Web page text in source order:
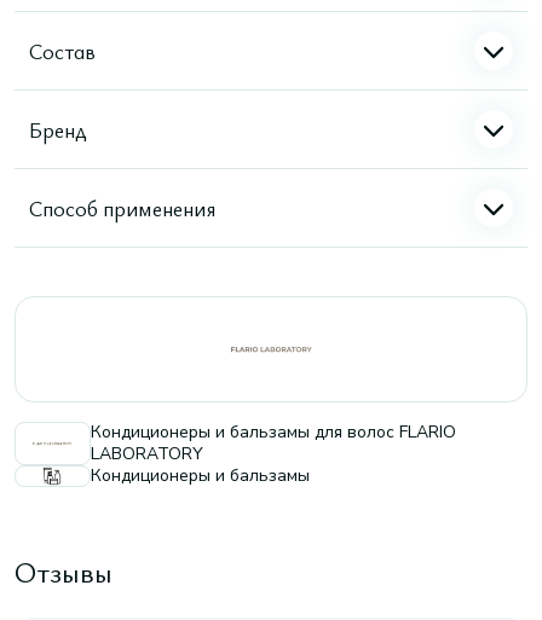
Состав
Бренд
Способ применения
Кондиционеры и бальзамы для волос FLARIO
LABORATORY
Кондиционеры и бальзамы
Отзывы